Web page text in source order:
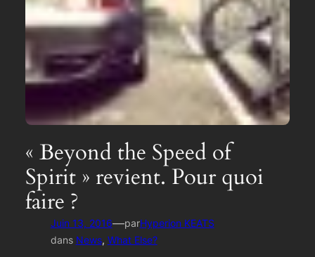
« Beyond the Speed of
Spirit » revient. Pour quoi
faire ?
Juin 13, 2016—parHyperion KEATS
dans News, What Else?